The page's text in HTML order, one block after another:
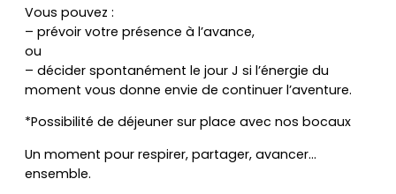
Vous pouvez :
– prévoir votre présence à l’avance,
ou
– décider spontanément le jour J si l’énergie du
moment vous donne envie de continuer l’aventure.
*Possibilité de déjeuner sur place avec nos bocaux
Un moment pour respirer, partager, avancer…
ensemble.